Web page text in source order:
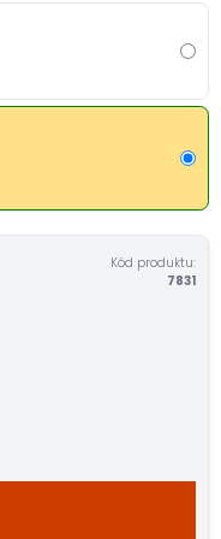
Kód produktu:
7831